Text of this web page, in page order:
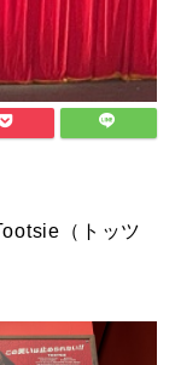
（トッツ